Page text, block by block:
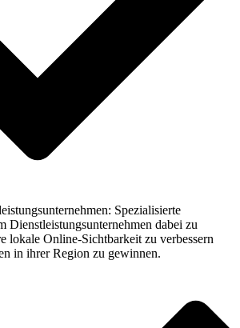
Spezialisierte
Dienstleistungsunternehmen dabei zu
lokale Online-Sichtbarkeit zu verbessern
in ihrer Region zu gewinnen.